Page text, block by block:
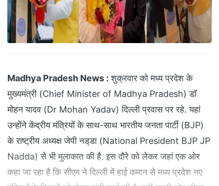
Madhya Pradesh News : शुक्रवार को मध्य प्रदेश के
मुख्यमंत्री (Chief Minister of Madhya Pradesh) डॉ
मोहन यादव (Dr Mohan Yadav) दिल्ली प्रवास पर रहे. यहां
उन्होंने केंद्रीय मंत्रियों के साथ-साथ भारतीय जनता पार्टी (BJP)
के राष्ट्रीय अध्यक्ष जेपी नड्‌डा (National President BJP JP
Nadda) से भी मुलाकात की है. इस दौरे को लेकर जहां एक ओर
कहा जा रहा है कि सीएम ने दिल्ली में हाई कमान से मध्य प्रदेश नए